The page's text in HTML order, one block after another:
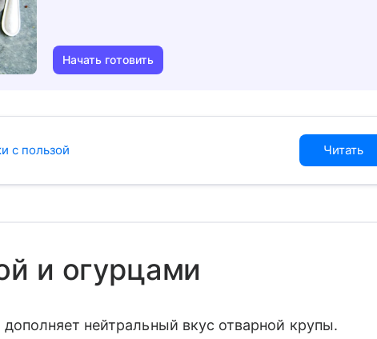
Начать готовить
с пользой Читать
и огурцами
нейтральный вкус отварной крупы.